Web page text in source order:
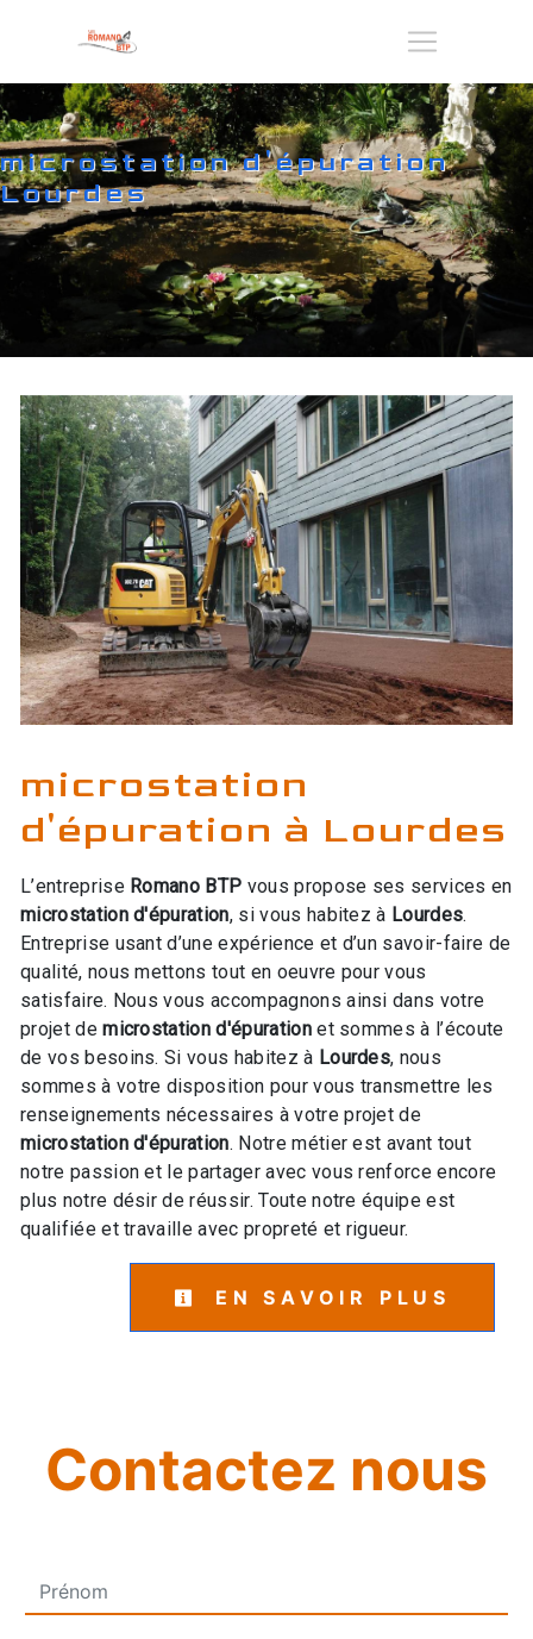
microstation d'épuration
Lourdes
microstation
d'épuration à Lourdes
L’entreprise Romano BTP vous propose ses services en
microstation d'épuration, si vous habitez à Lourdes.
Entreprise usant d’une expérience et d’un savoir-faire de
qualité, nous mettons tout en oeuvre pour vous
satisfaire. Nous vous accompagnons ainsi dans votre
projet demicrostation d'épurationet sommes à l’écoute
de vos besoins. Si vous habitez à Lourdes, nous
sommes à votre disposition pour vous transmettre les
renseignements nécessaires à votre projet de
microstation d'épuration. Notre métier est avant tout
notre passion et le partager avec vous renforce encore
plus notre désir de réussir. Toute notre équipe est
qualifiée et travaille avec propreté et rigueur.
EN SAVOIR PLUS
Contactez nous